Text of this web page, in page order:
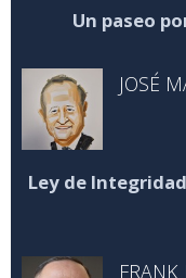
Un paseo
JOSÉ
Ley de
FRANK